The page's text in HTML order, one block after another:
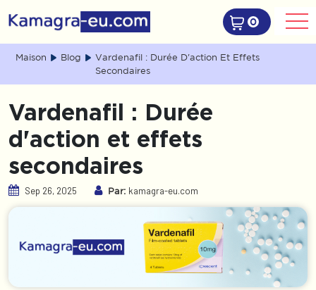
0
Maison Blog
Vardenafil : Durée D'action Et Effets
Secondaires
Vardenafil : Durée
d'action et effets
secondaires
Sep 26, 2025 Par: kamagra-eu.com